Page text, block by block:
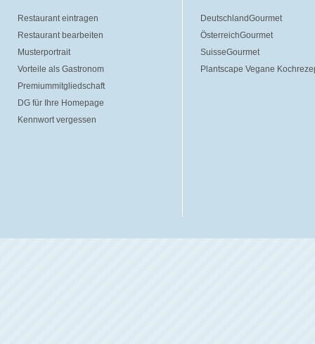
Restaurant eintragen
Restaurant bearbeiten
Musterportrait
Vorteile als Gastronom
Premiummitgliedschaft
DG für Ihre Homepage
Kennwort vergessen
DeutschlandGourmet
ÖsterreichGourmet
SuisseGourmet
Plantscape Vegane